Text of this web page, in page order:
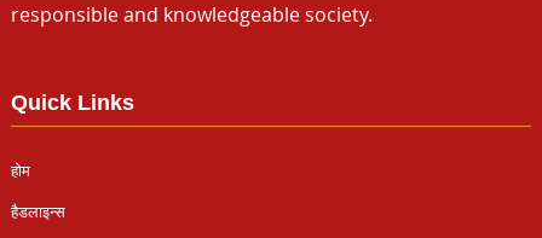
responsible and knowledgeable society.
Quick Links
होम
हैडलाइन्स